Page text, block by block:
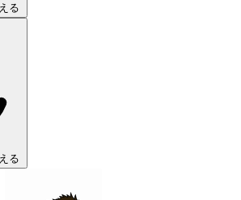
る
る